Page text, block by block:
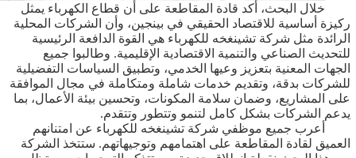
خلال البحث، أكد قادة المقاطعة على أن قطاع الكهرباء يمثل
ركيزة أساسية للاقتصاد الحقيقي في بينجين، وأن الشركات المحلية
الرائدة مثل شركة تشينغخه للكهرباء هي القوة الدافعة الرئيسية
للتحديث الصناعي والتنمية الاقتصادية الإقليمية. وطالبوا جميع
الجهات المعنية بتعزيز وعيها الخدمي، وتطبيق السياسات التفضيلية
للشركات بدقة، وتقديم خدمات شاملة ومتكاملة في مجال الموافقة
على المشاريع، وضمان سلامة المكونات، وتحسين بيئة الأعمال، بما
يدعم الشركات بشكل كامل لتنمو وتتطور وتتقدم.
أعرب جميع موظفي شركة تشينغخه للكهرباء عن امتنانهم
العميق لقادة المقاطعة على اهتمامهم وتوجيهاتهم. ستتخذ الشركة